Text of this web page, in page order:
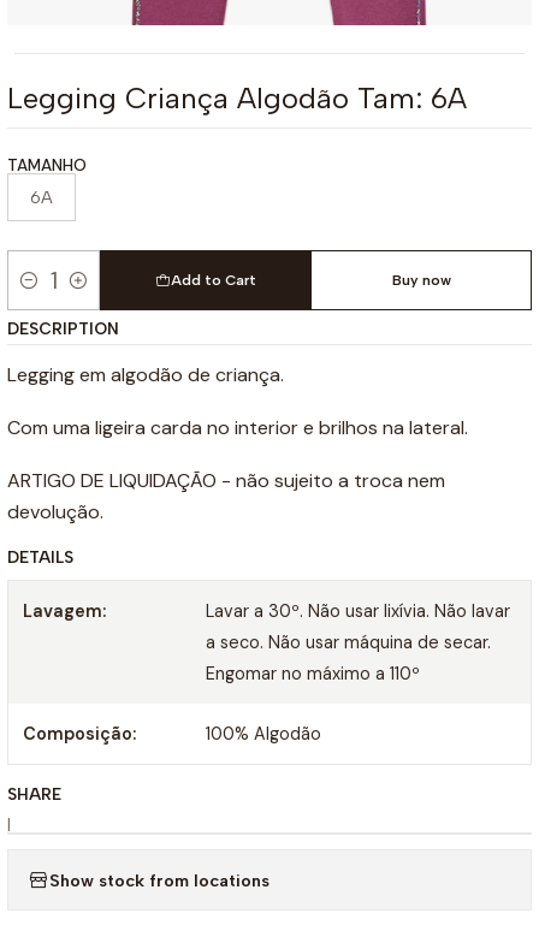
Legging Criança Algodão Tam: 6A
TAMANHO
6A
Quantity
Add to Cart Buy now
DESCRIPTION
Legging em algodão de criança.
Com uma ligeira carda no interior e brilhos na lateral.
ARTIGO DE LIQUIDAÇÃO - não sujeito a troca nem
devolução.
DETAILS
Lavagem:
Lavar a 30º. Não usar lixívia. Não lavar
a seco. Não usar máquina de secar.
Engomar no máximo a 110º
Composição: 100% Algodão
SHARE
|
Show stock from locations